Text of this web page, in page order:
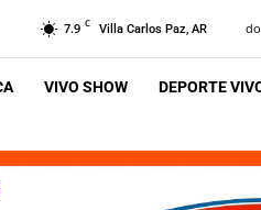
7.9 C Villa Carlos Paz, AR
VIVO SHOW DEPORTE